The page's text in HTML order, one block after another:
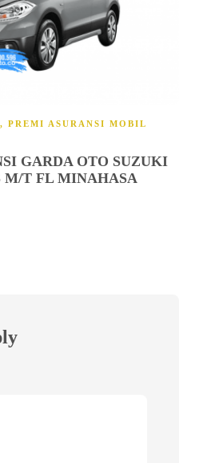
, PREMI ASURANSI MOBIL
GARDA OTO SUZUKI
M/T FL MINAHASA